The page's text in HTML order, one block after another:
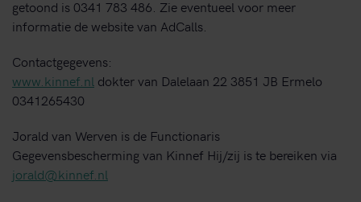
getoond is 0341 783 486. Zie eventueel voor meer
informatie de website van AdCalls.
Contactgegevens:
www.kinnef.nl dokter van Dalelaan 22 3851 JB Ermelo
0341265430
Jorald van Werven is de Functionaris
Gegevensbescherming van Kinnef Hij/zij is te bereiken via
jorald@kinnef.nl